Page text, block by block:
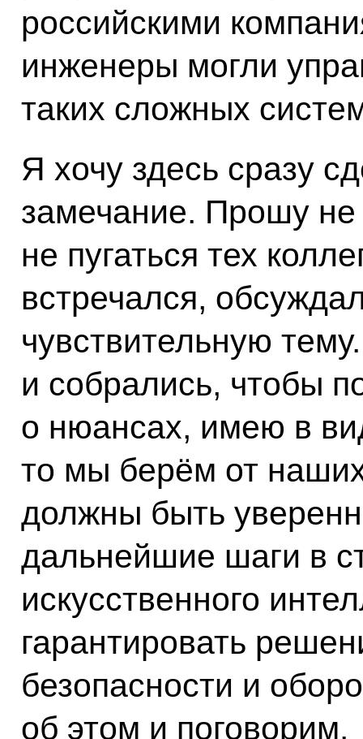
российскими
инженеры могли
таких сложных
Я хочу здесь сразу
замечание. Прошу не
не пугаться тех
встречался,
чувствительную
и собрались, чтобы
о нюансах, имею в
то мы берём от
должны быть
дальнейшие шаги в
искусственного
гарантировать
безопасности и
об этом и поговорим.